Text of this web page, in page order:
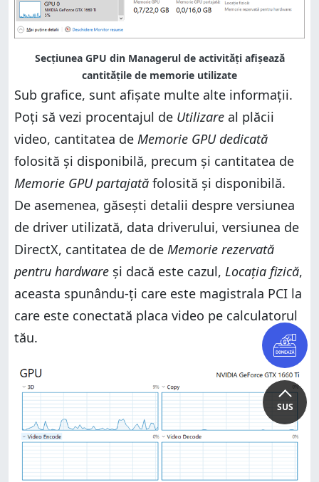
SUS
Secțiunea GPU din Managerul de activități afișează
cantitățile de memorie utilizate
Sub grafice, sunt afișate multe alte informații.
Poți să vezi procentajul de Utilizare al plăcii
video, cantitatea de Memorie GPU dedicată
folosită și disponibilă, precum și cantitatea de
Memorie GPU partajată folosită și disponibilă.
De asemenea, găsești detalii despre versiunea
de driver utilizată, data driverului, versiunea de
DirectX, cantitatea de de Memorie rezervată
pentru hardware și dacă este cazul, Locația fizică,
aceasta spunându-ți care este magistrala PCI la
care este conectată placa video pe calculatorul
tău.